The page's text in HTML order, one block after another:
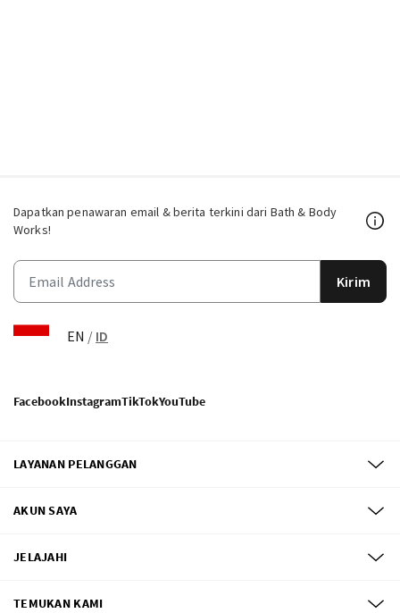
Dapatkan penawaran email & berita terkini dari Bath & Body
Works!
Kirim
EN / ID
FacebookInstagramTikTokYouTube
LAYANAN PELANGGAN
AKUN SAYA
JELAJAHI
TEMUKAN KAMI